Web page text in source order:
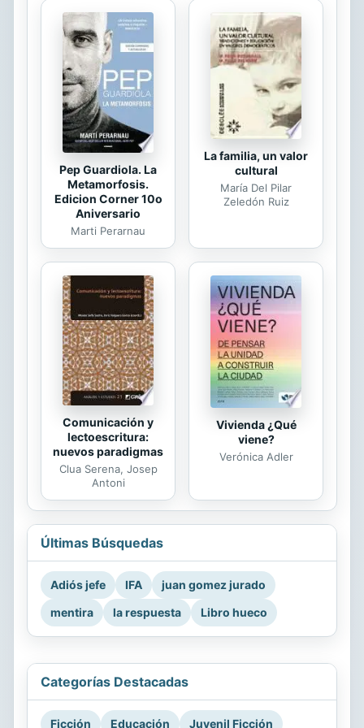
presenta Lipovetsky; no afirma que
sea un régimen bueno por sí mismo;
alega simplemente que es el único
que hay porque no hay otro capaz
de sustituirlo. Lipovetsky es el
pesimista, obligado a desarrollar un...
Pep Guardiola. La
Metamorfosis.
Edicion Corner 10o
Aniversario
Marti Perarnau
La familia, un valor
cultural
María Del Pilar
Zeledón Ruiz
Comunicación y
lectoescritura:
nuevos paradigmas
Clua Serena, Josep
Antoni
Vivienda ¿Qué
viene?
Verónica Adler
Últimas Búsquedas
Adiós jefe IFA
juan gomez jurado
mentira
la respuesta Libro hueco
Categorías Destacadas
Ficción Educación Juvenil Ficción